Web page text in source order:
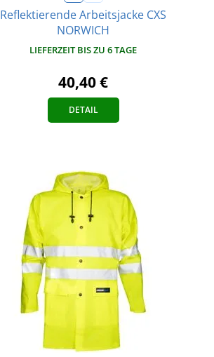
Reflektierende Arbeitsjacke CXS
NORWICH
LIEFERZEIT BIS ZU 6 TAGE
40,40 €
DETAIL